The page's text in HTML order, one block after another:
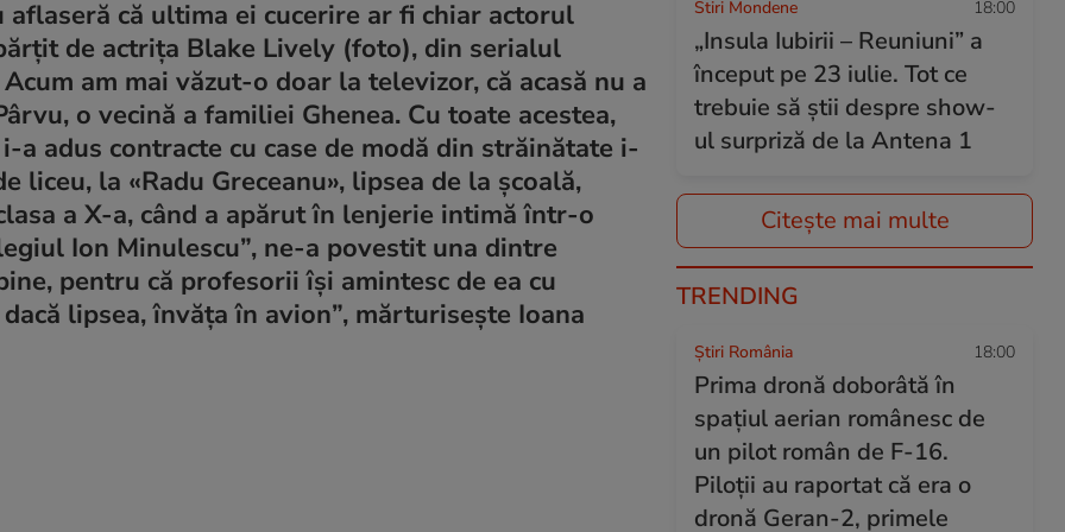
că ultima ei cucerire ar fi chiar actorul
de actriţa Blake Lively (foto), din serialul
am mai văzut-o doar la televizor, că acasă nu a
o vecină a familiei Ghenea. Cu toate acestea,
a adus contracte cu case de modă din străinătate i-
liceu, la «Radu Greceanu», lipsea de la şcoală,
a X-a, când a apărut în lenjerie intimă într-o
Ion Minulescu”, ne-a povestit una dintre
pentru că profesorii îşi amintesc de ea cu
lipsea, învăţa în avion”, mărturiseşte Ioana
Stiri Mondene 18:00
„Insula Iubirii – Reuniuni” a
început pe 23 iulie. Tot ce
trebuie să știi despre show-
ul surpriză de la Antena 1
Citește mai multe
TRENDING
Știri România 18:00
Prima dronă doborâtă în
spațiul aerian românesc de
un pilot român de F-16.
Piloții au raportat că era o
dronă Geran-2, primele